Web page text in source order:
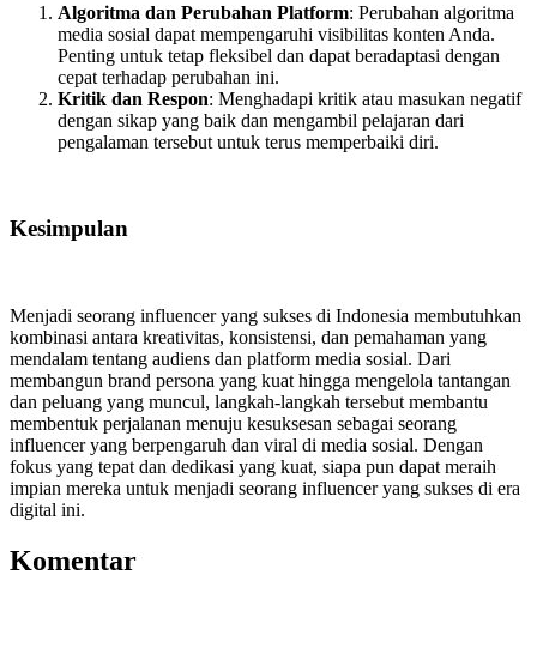
Algoritma dan Perubahan Platform: Perubahan algoritma
media sosial dapat mempengaruhi visibilitas konten Anda.
Penting untuk tetap fleksibel dan dapat beradaptasi dengan
cepat terhadap perubahan ini.
Kritik dan Respon: Menghadapi kritik atau masukan negatif
dengan sikap yang baik dan mengambil pelajaran dari
pengalaman tersebut untuk terus memperbaiki diri.
Kesimpulan
Menjadi seorang influencer yang sukses di Indonesia membutuhkan
kombinasi antara kreativitas, konsistensi, dan pemahaman yang
mendalam tentang audiens dan platform media sosial. Dari
membangun brand persona yang kuat hingga mengelola tantangan
dan peluang yang muncul, langkah-langkah tersebut membantu
membentuk perjalanan menuju kesuksesan sebagai seorang
influencer yang berpengaruh dan viral di media sosial. Dengan
fokus yang tepat dan dedikasi yang kuat, siapa pun dapat meraih
impian mereka untuk menjadi seorang influencer yang sukses di era
digital ini.
Komentar